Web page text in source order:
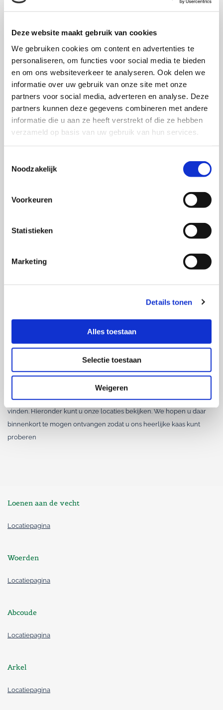
Deze website maakt gebruik van cookies
We gebruiken cookies om content en advertenties te
personaliseren, om functies voor social media te bieden
en om ons websiteverkeer te analyseren. Ook delen we
informatie over uw gebruik van onze site met onze
partners voor social media, adverteren en analyse. Deze
partners kunnen deze gegevens combineren met andere
informatie die u aan ze heeft verstrekt of die ze hebben
verzameld op basis van uw gebruik van hun services.
Noodzakelijk
Voorkeuren
Statistieken
Marketing
Details tonen
Alles toestaan
Selectie toestaan
Weigeren
Kaas’. Noord-Hollandse kaas naar speciaal recept
die toch uitstekend smaken, geiten- en
schapenkazen en veel echt traditionele
Boerenkazen. Onze boerenkazen worden
zorgvuldig uitgezocht en
geproefd alvorens we ze inkopen. Naast onze
Hollandse kazen hebben we ook een steeds
uitgebreider assortiment buitenlandse kazen. Net
als de Hollandse kazen is ook dit assortiment met
de grootste zorg samengesteld. En steeds vaker
importeren we zelf de kaas vanuit
en
, klikt u gerust even door! Voor het
SERVICE
Waar kunt u ons vinden?
Op vijf verschillende plekken in Midden-Nederland kunt u ons
vinden. Hieronder kunt u onze locaties bekijken. We hopen u daar
binnenkort te mogen ontvangen zodat u ons heerlijke kaas kunt
proberen
Loenen aan de vecht
Locatiepagina
Woerden
Locatiepagina
Abcoude
Locatiepagina
Arkel
Locatiepagina